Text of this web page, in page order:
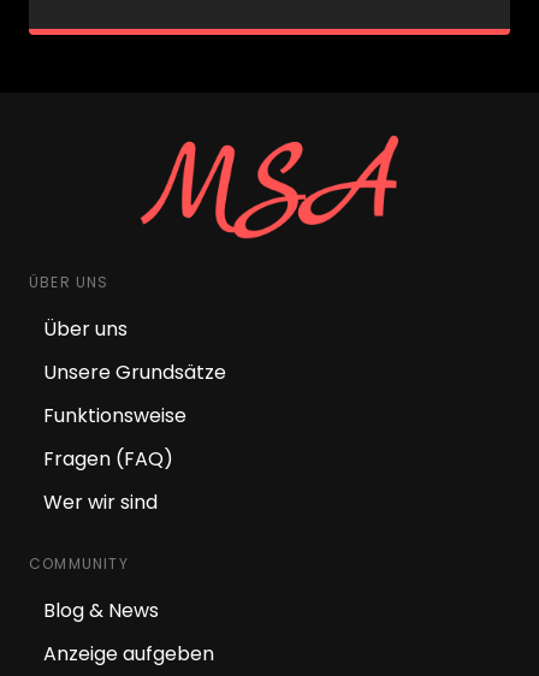
ÜBER UNS
Über uns
Unsere Grundsätze
Funktionsweise
Fragen (FAQ)
Wer wir sind
COMMUNITY
Blog & News
Anzeige aufgeben